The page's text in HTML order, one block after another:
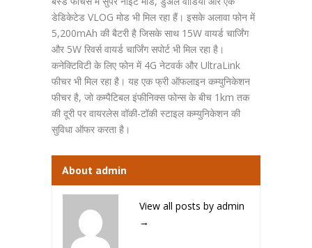
डेडिकेटेड VLOG मोड भी मिल रहा हैं। इसके अलावा फोन में
5,200mAh की बैटरी है जिसके साथ 15W वायर्ड चार्जिंग
और 5W रिवर्स वायर्ड चार्जिंग सपोर्ट भी मिल रहा है।
कनेक्टिविटी के लिए फोन में 4G नेटवर्क और UltraLink
फीचर भी मिल रहा है। यह एक फ्री ऑफलाइन कम्युनिकेशन
फीचर है, जो कम्पैटिबल इंफीनिक्स फोन्स के बीच 1km तक
की दूरी पर वायरलेस वॉकी-टॉकी स्टाइल कम्युनिकेशन की
सुविधा ऑफर करता है।
About admin
View all posts by admin
→